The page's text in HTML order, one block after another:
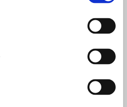
şi a crescut în oraşul